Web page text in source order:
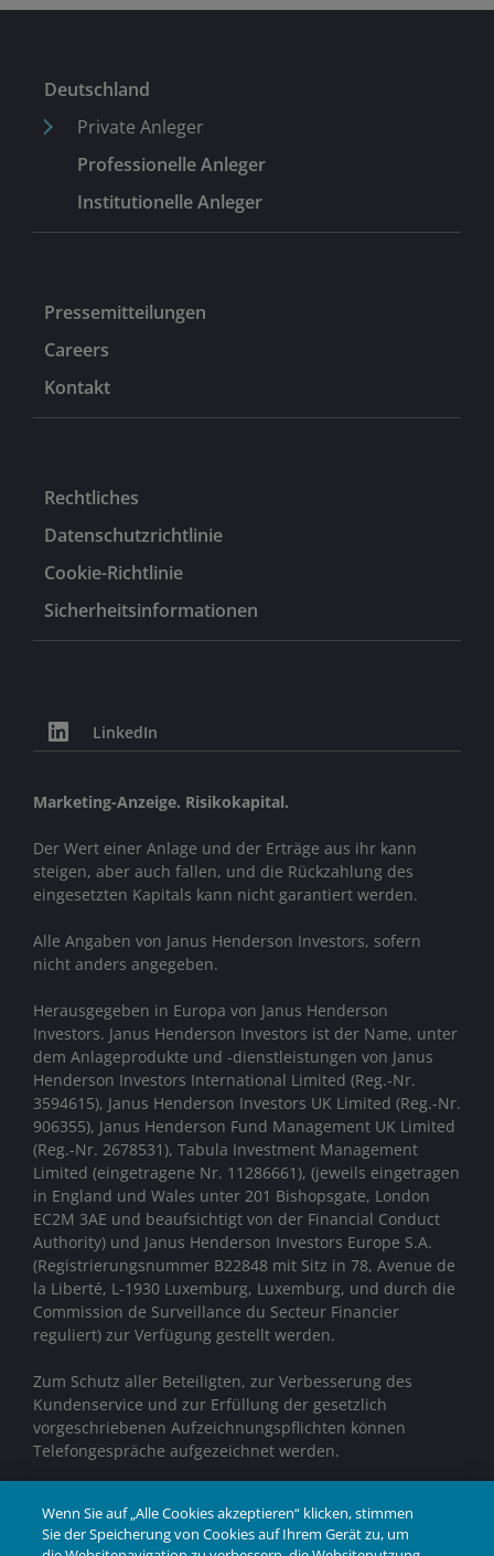
bei Burlington Consultants. Dort war er für die
Commercial Due Diligence von Unternehmen
zuständig, die von Private-Equity-Häusern als
Übernahmeziele identifiziert wurden.
Deutschland
Private Anleger
Professionelle Anleger
Institutionelle Anleger
Pressemitteilungen
Careers
Kontakt
Rechtliches
Datenschutzrichtlinie
Cookie-Richtlinie
Sicherheitsinformationen
LinkedIn
Marketing-Anzeige. Risikokapital.
Der Wert einer Anlage und der Erträge aus ihr kann
steigen, aber auch fallen, und die Rückzahlung des
eingesetzten Kapitals kann nicht garantiert werden.
Alle Angaben von Janus Henderson Investors, sofern
nicht anders angegeben.
Herausgegeben in Europa von Janus Henderson
Investors. Janus Henderson Investors ist der Name, unter
dem Anlageprodukte und -dienstleistungen von Janus
Henderson Investors International Limited (Reg.-Nr.
3594615), Janus Henderson Investors UK Limited (Reg.-Nr.
906355), Janus Henderson Fund Management UK Limited
(Reg.-Nr. 2678531), Tabula Investment Management
Limited (eingetragene Nr. 11286661), (jeweils eingetragen
in England und Wales unter 201 Bishopsgate, London
EC2M 3AE und beaufsichtigt von der Financial Conduct
Authority) und Janus Henderson Investors Europe S.A.
(Registrierungsnummer B22848 mit Sitz in 78, Avenue de
la Liberté, L-1930 Luxemburg, Luxemburg, und durch die
Commission de Surveillance du Secteur Financier
reguliert) zur Verfügung gestellt werden.
Zum Schutz aller Beteiligten, zur Verbesserung des
Kundenservice und zur Erfüllung der gesetzlich
vorgeschriebenen Aufzeichnungspflichten können
Telefongespräche aufgezeichnet werden.
verwendeten Marken sind Marken der Janus Henderson
Group Ltd. oder einer ihrer Tochtergesellschaften. ©
Wenn Sie auf „Alle Cookies akzeptieren“ klicken, stimmen
Sie der Speicherung von Cookies auf Ihrem Gerät zu, um